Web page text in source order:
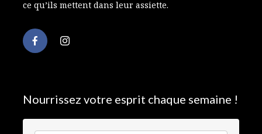
ce qu’ils mettent dans leur assiette.
Nourrissez votre esprit chaque semaine !